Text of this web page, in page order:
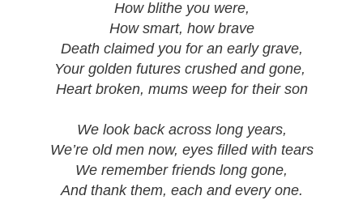
How blithe you were,
How smart, how brave
Death claimed you for an early grave,
Your golden futures crushed and gone,
Heart broken, mums weep for their son
We look back across long years,
We’re old men now, eyes filled with tears
We remember friends long gone,
And thank them, each and every one.